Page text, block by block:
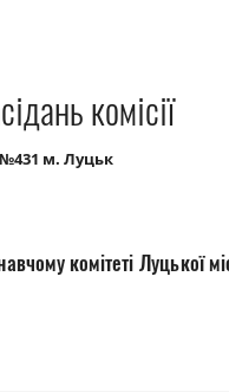
комісії
№431 м. Луцьк
комітеті Луцької